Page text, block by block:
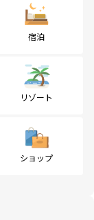
宿泊
リゾート
ショップ